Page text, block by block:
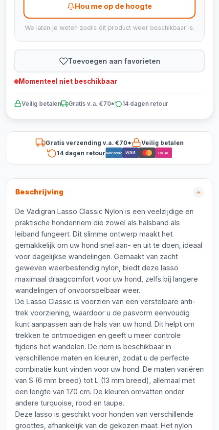
Hou me op de hoogte
We laten je weten zodra dit product weer beschikbaar is.
Toevoegen aan favorieten
Momenteel niet beschikbaar
Veilig betalen Gratis v.a. €70* 14 dagen retour
Gratis verzending v.a. €70*
Veilig betalen
14 dagen retourBancontact VISA iDEAL
Beschrijving
De Vadigran Lasso Classic Nylon is een veelzijdige en
praktische hondenriem die zowel als halsband als
leiband fungeert. Dit slimme ontwerp maakt het
gemakkelijk om uw hond snel aan- en uit te doen, ideaal
voor dagelijkse wandelingen. Gemaakt van zacht
geweven weerbestendig nylon, biedt deze lasso
maximaal draagcomfort voor uw hond, zelfs bij langere
wandelingen of onvoorspelbaar weer.
De Lasso Classic is voorzien van een verstelbare anti-
trek voorziening, waardoor u de pasvorm eenvoudig
kunt aanpassen aan de hals van uw hond. Dit helpt om
trekken te ontmoedigen en geeft u meer controle
tijdens het wandelen. De riem is beschikbaar in
verschillende maten en kleuren, zodat u de perfecte
combinatie kunt vinden voor uw hond. De maten variëren
van S (6 mm breed) tot L (13 mm breed), allemaal met
een lengte van 170 cm. De kleuren omvatten onder
andere turquoise, rood en taupe.
Deze lasso is geschikt voor honden van verschillende
groottes, afhankelijk van de gekozen maat. Het nylon